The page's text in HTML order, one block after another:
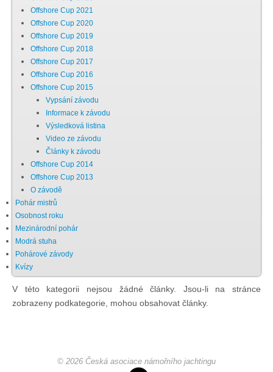
Kdo jsme
Zveme vás mezi nás
Setkání ČANY
Chci se stát členem
Oznámení
Členské příspěvky
Dokumenty ke stažení
Ochrana osobních údajů
Legislativa
Offshore Cup 2021
Offshore Cup 2020
Offshore Cup 2019
Offshore Cup 2018
Offshore Cup 2017
Offshore Cup 2016
Offshore Cup 2015
Vypsání závodu
Informace k závodu
Výsledková listina
Video ze závodu
Články k závodu
Offshore Cup 2014
Offshore Cup 2013
O závodě
Pohár mistrů
Osobnost roku
Mezinárodní pohár
Modrá stuha
Pohárové závody
Kvízy
V této kategorii nejsou žádné články. Jsou-li na stránce
zobrazeny podkategorie, mohou obsahovat články.
© 2026 Česká asociace námořního jachtingu